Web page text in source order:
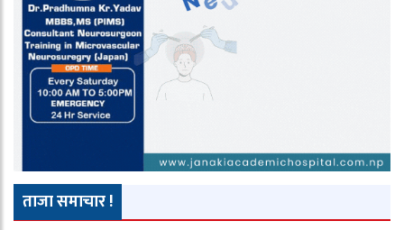
ताजा समाचार !